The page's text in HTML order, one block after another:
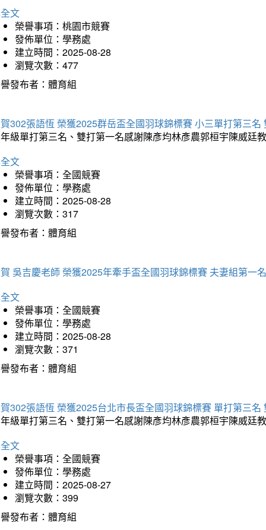
文
榮譽事項：桃園市競賽
發佈單位：學務處
建立時間：2025-08-28
瀏覽次數：477
發布者：體育組
302張語恆 榮獲2025群岳盃全國羽球錦標賽 小三單打第三名
級單打第三名、雙打第一名感謝陳彥均林彥農郭桓宇陳威廷
文
榮譽事項：全國競賽
發佈單位：學務處
建立時間：2025-08-28
瀏覽次數：317
發布者：體育組
吳吉慶老師 榮獲2025年牽手盃全國羽球錦標賽 夫妻組第一名
文
榮譽事項：全國競賽
發佈單位：學務處
建立時間：2025-08-28
瀏覽次數：371
發布者：體育組
302張語恆 榮獲2025台北市長盃全國羽球錦標賽 單打第三名
級單打第三名、雙打第一名感謝陳彥均林彥農郭桓宇陳威廷
文
榮譽事項：全國競賽
發佈單位：學務處
建立時間：2025-08-27
瀏覽次數：399
發布者：體育組